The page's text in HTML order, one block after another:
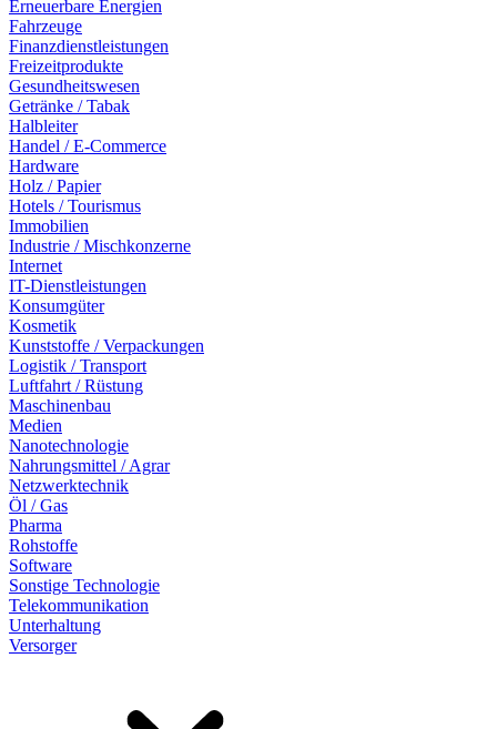
Erneuerbare Energien
Fahrzeuge
Finanzdienstleistungen
Freizeitprodukte
Gesundheitswesen
Getränke / Tabak
Halbleiter
Handel / E-Commerce
Hardware
Holz / Papier
Hotels / Tourismus
Immobilien
Industrie / Mischkonzerne
Internet
IT-Dienstleistungen
Konsumgüter
Kosmetik
Kunststoffe / Verpackungen
Logistik / Transport
Luftfahrt / Rüstung
Maschinenbau
Medien
Nanotechnologie
Nahrungsmittel / Agrar
Netzwerktechnik
Öl / Gas
Pharma
Rohstoffe
Software
Sonstige Technologie
Telekommunikation
Unterhaltung
Versorger